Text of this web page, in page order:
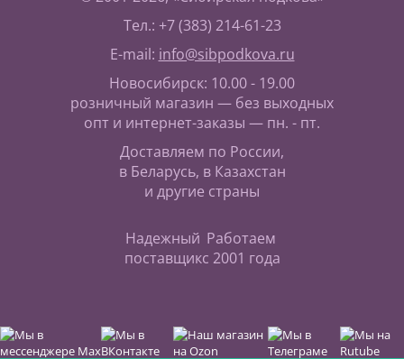
Тел.: +7 (383) 214-61-23
E-mail: info@sibpodkova.ru
Новосибирск: 10.00 - 19.00
розничный магазин — без выходных
опт и интернет-заказы — пн. - пт.
Доставляем по России,
в Беларусь, в Казахстан
и другие страны
Надежный
поставщик
Работаем
с 2001 года